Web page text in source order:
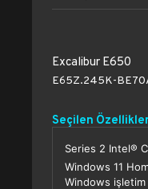
Excalibur E650
E65Z.245K-
Seçilen
Series 2 Intel®
Windows 11
Windows